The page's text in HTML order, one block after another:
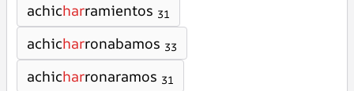
achicharramientos 31
achicharronabamos 33
achicharronaramos 31